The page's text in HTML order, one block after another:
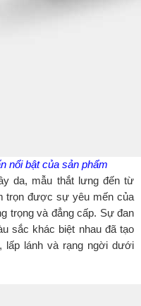
nổi bật của sản phẩm
da, mẫu thắt lưng đến từ
trọn được sự yêu mến của
trọng và đẳng cấp. Sự đan
sắc khác biệt nhau đã tạo
lấp lánh và rạng ngời dưới